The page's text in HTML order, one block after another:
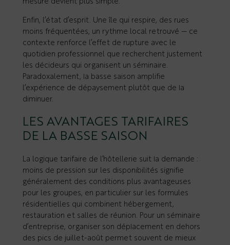
mesure devient plus simple.
Enfin, l’état d’esprit. Une île qui respire, des rues
moins fréquentées, un rythme local retrouvé — ce
contexte renforce l’effet de rupture avec le
quotidien professionnel que recherchent justement
les décideurs qui organisent un séminaire.
Paradoxalement, la basse saison amplifie
l’expérience de dépaysement plutôt que de la
diminuer.
LES AVANTAGES TARIFAIRES
DE LA BASSE SAISON
La logique tarifaire de l’hôtellerie suit la demande :
moins de pression sur les disponibilités signifie
généralement des conditions plus avantageuses
pour les groupes, en particulier sur les formules
résidentielles qui combinent hébergement,
restauration et salles de réunion. Pour un séminaire
d’entreprise, organiser son déplacement en dehors
des pics de juillet-août permet souvent de mieux